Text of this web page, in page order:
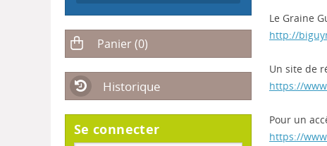
Historique
Se connecter
Le Graine
http://
Un site de
https://
Pour un
https://